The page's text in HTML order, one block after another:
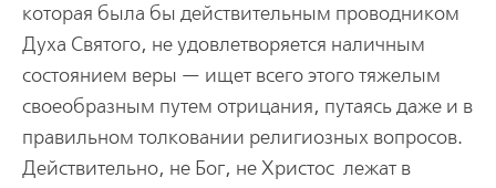
которая была бы действительным проводником
Духа Святого, не удовлетворяется наличным
состоянием веры — ищет всего этого тяжелым
своеобразным путем отрицания, путаясь даже и в
правильном толковании религиозных вопросов.
Действительно, не Бог, не Христос лежат в